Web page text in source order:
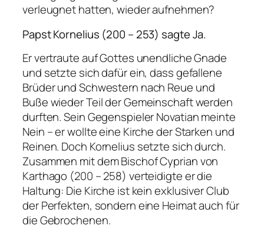
verleugnet hatten, wieder aufnehmen?
Papst Kornelius (200 – 253) sagte Ja.
Er vertraute auf Gottes unendliche Gnade
und setzte sich dafür ein, dass gefallene
Brüder und Schwestern nach Reue und
Buße wieder Teil der Gemeinschaft werden
durften. Sein Gegenspieler Novatian meinte
Nein – er wollte eine Kirche der Starken und
Reinen. Doch Kornelius setzte sich durch.
Zusammen mit dem Bischof Cyprian von
Karthago (200 – 258) verteidigte er die
Haltung: Die Kirche ist kein exklusiver Club
der Perfekten, sondern eine Heimat auch für
die Gebrochenen.